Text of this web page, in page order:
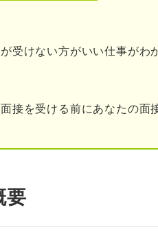
キル
に関する法律の知識
受けない方がいい仕事がわ
接を受ける前にあなたの面
要